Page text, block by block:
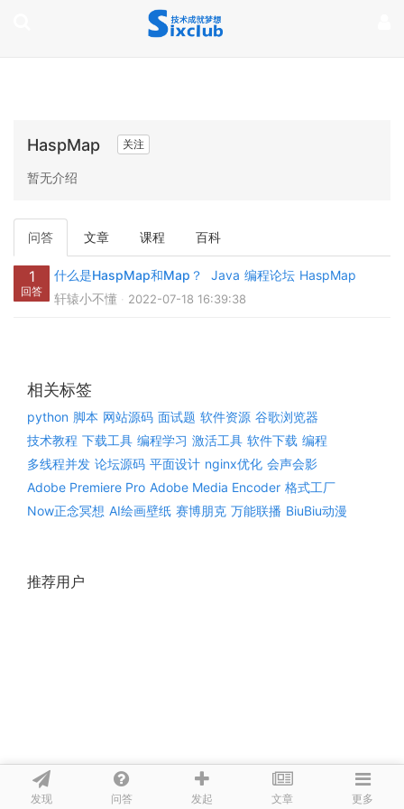
发现 问答 发起 文章 更多
HaspMap 关注
暂无介绍
问答 文章 课程 百科
1
回答
什么是HaspMap和Map？ Java 编程论坛 HaspMap
轩辕小不懂
2022-07-18 16:39:38
相关标签
python 脚本 网站源码 面试题 软件资源 谷歌浏览器
技术教程 下载工具 编程学习 激活工具 软件下载 编程
多线程并发 论坛源码 平面设计 nginx优化 会声会影
Adobe Premiere Pro Adobe Media Encoder 格式工厂
Now正念冥想 AI绘画壁纸 赛博朋克 万能联播 BiuBiu动漫
推荐用户